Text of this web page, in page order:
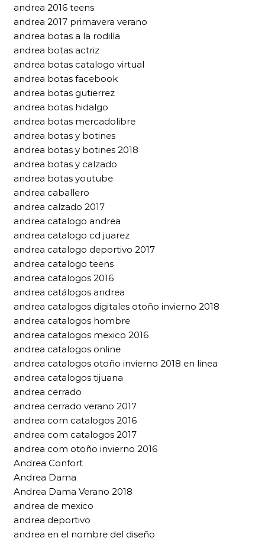
andrea 2016 teens
andrea 2017 primavera verano
andrea botas a la rodilla
andrea botas actriz
andrea botas catalogo virtual
andrea botas facebook
andrea botas gutierrez
andrea botas hidalgo
andrea botas mercadolibre
andrea botas y botines
andrea botas y botines 2018
andrea botas y calzado
andrea botas youtube
andrea caballero
andrea calzado 2017
andrea catalogo andrea
andrea catalogo cd juarez
andrea catalogo deportivo 2017
andrea catalogo teens
andrea catalogos 2016
andrea catálogos andrea
andrea catalogos digitales otoño invierno 2018
andrea catalogos hombre
andrea catalogos mexico 2016
andrea catalogos online
andrea catalogos otoño invierno 2018 en linea
andrea catalogos tijuana
andrea cerrado
andrea cerrado verano 2017
andrea com catalogos 2016
andrea com catalogos 2017
andrea com otoño invierno 2016
Andrea Confort
Andrea Dama
Andrea Dama Verano 2018
andrea de mexico
andrea deportivo
andrea en el nombre del diseño